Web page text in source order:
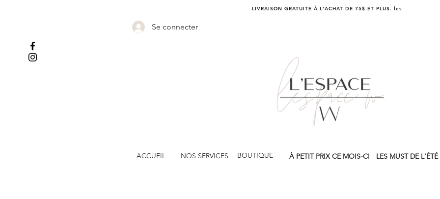
LIVRAISON GRATUITE À L'ACHAT DE 75$ ET PLUS. les
Se connecter
BOUTIQUE
NOS SERVICES
ACCUEIL LES MUST DE L'ÉTÉ
À PETIT PRIX CE MOIS-CI